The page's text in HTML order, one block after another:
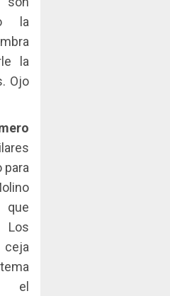
la
la
Ojo
para
ceja
el